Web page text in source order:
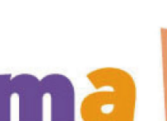
マヤにてJIBフェア開催！